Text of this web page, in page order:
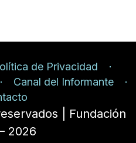
de Privacidad
Canal del Informante
| Fundación
2026